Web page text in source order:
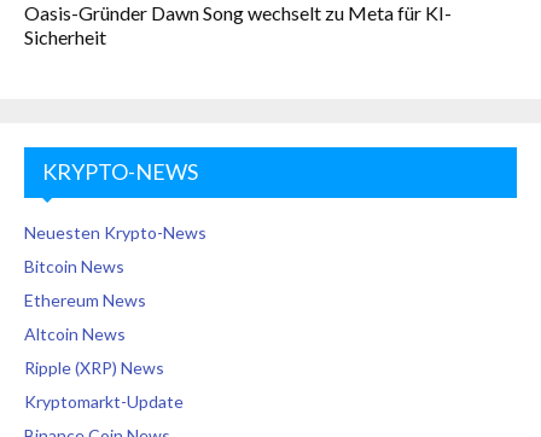
Oasis-Gründer Dawn Song wechselt zu Meta für KI-
Sicherheit
KRYPTO-NEWS
Neuesten Krypto-News
Bitcoin News
Ethereum News
Altcoin News
Ripple (XRP) News
Kryptomarkt-Update